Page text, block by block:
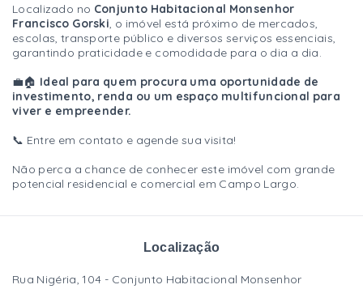
Localizado no Conjunto Habitacional Monsenhor
Francisco Gorski, o imóvel está próximo de mercados,
escolas, transporte público e diversos serviços essenciais,
garantindo praticidade e comodidade para o dia a dia.
💼🏠 Ideal para quem procura uma oportunidade de
investimento, renda ou um espaço multifuncional para
viver e empreender.
📞 Entre em contato e agende sua visita!
Não perca a chance de conhecer este imóvel com grande
potencial residencial e comercial em Campo Largo.
Localização
Rua Nigéria, 104 - Conjunto Habitacional Monsenhor